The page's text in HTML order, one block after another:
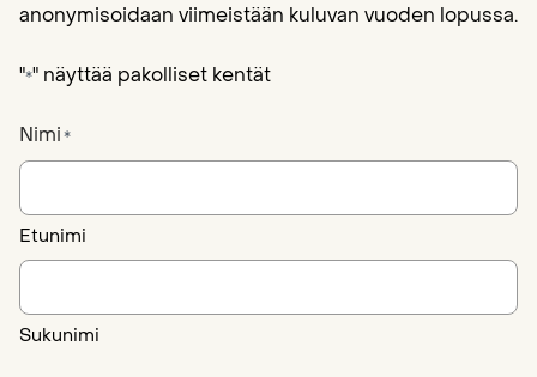
anonymisoidaan viimeistään kuluvan vuoden lopussa.
"*" näyttää pakolliset kentät
Nimi*
Etunimi
Sukunimi